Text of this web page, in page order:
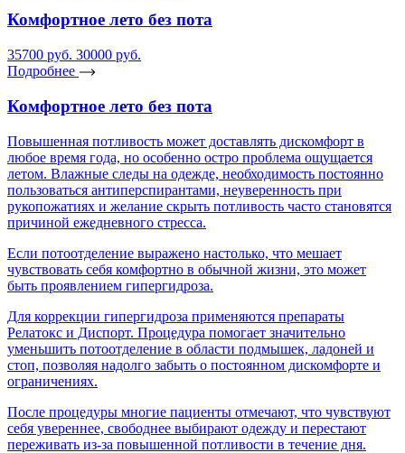
Комфортное лето без пота
35700 руб. 30000 руб.
Подробнее
Комфортное лето без пота
Повышенная потливость может доставлять дискомфорт в
любое время года, но особенно остро проблема ощущается
летом. Влажные следы на одежде, необходимость постоянно
пользоваться антиперспирантами, неуверенность при
рукопожатиях и желание скрыть потливость часто становятся
причиной ежедневного стресса.
Если потоотделение выражено настолько, что мешает
чувствовать себя комфортно в обычной жизни, это может
быть проявлением гипергидроза.
Для коррекции гипергидроза применяются препараты
Релатокс и Диспорт. Процедура помогает значительно
уменьшить потоотделение в области подмышек, ладоней и
стоп, позволяя надолго забыть о постоянном дискомфорте и
ограничениях.
После процедуры многие пациенты отмечают, что чувствуют
себя увереннее, свободнее выбирают одежду и перестают
переживать из-за повышенной потливости в течение дня.